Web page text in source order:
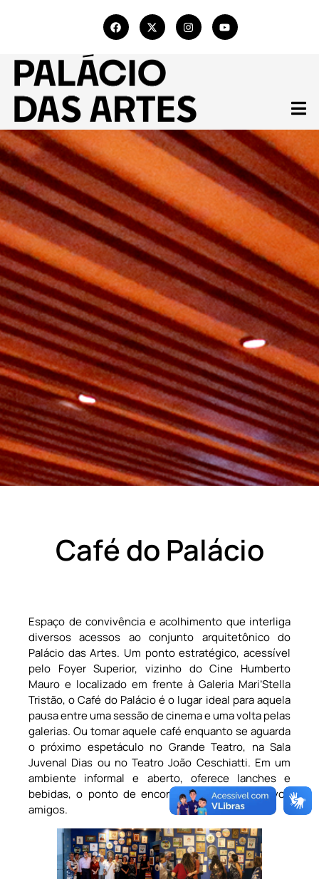
Café do Palácio
Espaço de convivência e acolhimento que interliga
diversos acessos ao conjunto arquitetônico do
Palácio das Artes. Um ponto estratégico, acessível
pelo Foyer Superior, vizinho do Cine Humberto
Mauro e localizado em frente à Galeria Mari’Stella
Tristão, o Café do Palácio é o lugar ideal para aquela
pausa entre uma sessão de cinema e uma volta pelas
galerias. Ou tomar aquele café enquanto se aguarda
o próximo espetáculo no Grande Teatro, na Sala
Juvenal Dias ou no Teatro João Ceschiatti. Em um
ambiente informal e aberto, oferece lanches e
bebidas, o ponto de encontro de velhos e novos
amigos.